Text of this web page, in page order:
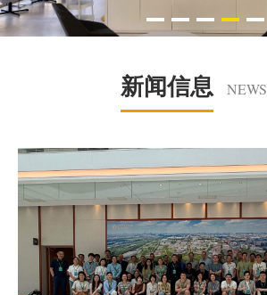
新闻信息 NEWS